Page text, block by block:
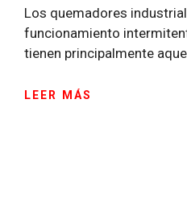
Los quemadores
funcionamiento
tienen principalmente
LEER MÁS